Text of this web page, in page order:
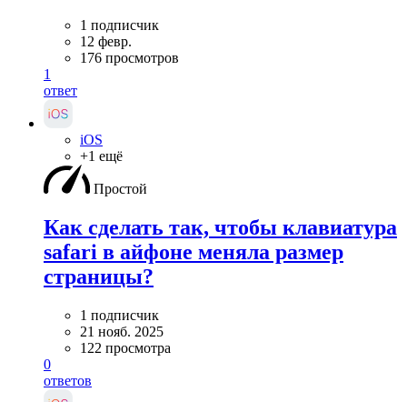
1 подписчик
12 февр.
176 просмотров
1
ответ
iOS
+1 ещё
Простой
Как сделать так, чтобы клавиатура
safari в айфоне меняла размер
страницы?
1 подписчик
21 нояб. 2025
122 просмотра
0
ответов